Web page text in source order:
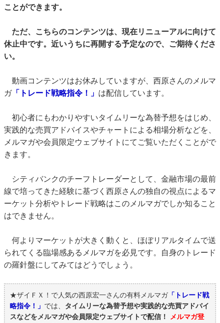
ことができます。
ただ、こちらのコンテンツは、現在リニューアルに向けて
休止中です。近いうちに再開する予定なので、ご期待くださ
い。
動画コンテンツはお休みしていますが、西原さんのメルマ
ガ「トレード戦略指令！」 は配信しています。
初心者にもわかりやすいタイムリーな為替予想をはじめ、
実践的な売買アドバイスやチャートによる相場分析などを、
メルマガや会員限定ウェブサイトにてご覧いただくことがで
きます。
シティバンクのチーフトレーダーとして、金融市場の最前
線で培ってきた経験に基づく西原さんの独自の視点によるマ
ーケット分析やトレード戦略はこのメルマガでしか知ること
はできません。
何よりマーケットが大きく動くと、ほぼリアルタイムで送
られてくる臨場感あるメルマガを必見です。自身のトレード
の羅針盤にしてみてはどうでしょう。
★ザイＦＸ！で人気の西原宏一さんの有料メルマガ「トレード戦
略指令！」 では、 タイムリーな為替予想や実践的な売買アドバイ
スなどをメルマガや会員限定ウェブサイトで配信！
メルマガ登